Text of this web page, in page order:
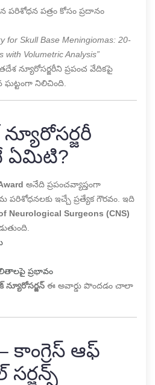
పత్రం కోసం ప్రదానం
for Skull Base Meningiomas: 20-
with Volumetric Analysis”
న్యూరోసర్జరీని ప్రపంచ వేదికపై
నిలిచింది.
ఏమిటి?
అనేది ప్రపంచవ్యాప్తంగా
పరిశోధనలకు ఇచ్చే ప్రత్యేక గౌరవం. ఇది
Neurological Surgeons (CNS)
ప్రభావం
ఈ అవార్డు పొందడం చాలా
కాంగ్రెస్ ఆఫ్